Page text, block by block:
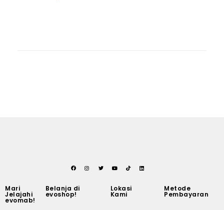
Mari
Jelajahi
evomab!
Belanja di
evoshop!
Lokasi
Kami
Metode
Pembayaran